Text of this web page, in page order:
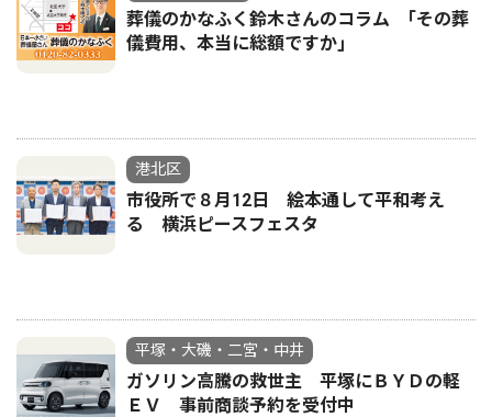
葬儀のかなふく鈴木さんのコラム ｢その葬
儀費用、本当に総額ですか｣
港北区
市役所で８月12日 絵本通して平和考え
る 横浜ピースフェスタ
平塚・大磯・二宮・中井
ガソリン高騰の救世主 平塚にＢＹＤの軽
ＥＶ 事前商談予約を受付中